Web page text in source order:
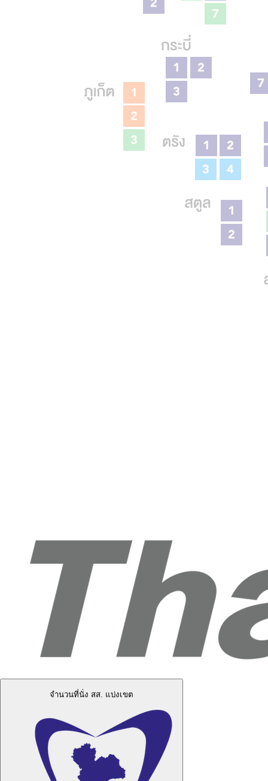
จำนวนที่นั่ง สส. แบ่งเขต